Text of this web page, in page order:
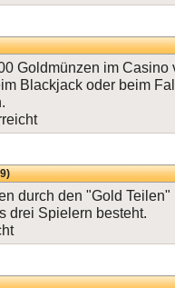
Goldmünzen im Casino
Blackjack oder beim
durch den "Gold
drei Spielern besteht.